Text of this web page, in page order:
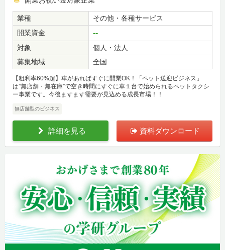
業種
その他・各種サービス
開業資金
--
対象
個人・法人
募集地域
全国
【粗利率60%超】車があればすぐに開業OK！「ペット送迎ビジネス」
は”無店舗・無在庫”で空き時間にすぐに車１台で始められるペットタクシ
ー事業です。今後ますます需要が見込める成長市場！！
無店舗型のビジネス
詳細を見る 資料ダウンロード